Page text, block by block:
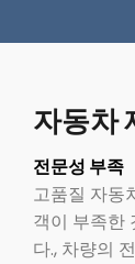
자동차
전문성 부족
고품질 자동
객이 부족한
다., 차량의